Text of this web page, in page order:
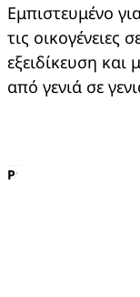
Εμπιστευμένο
τις οικογένειες
εξειδίκευση
από γενιά σε
Pampers
Ποιότητα και
Κουπόνια και